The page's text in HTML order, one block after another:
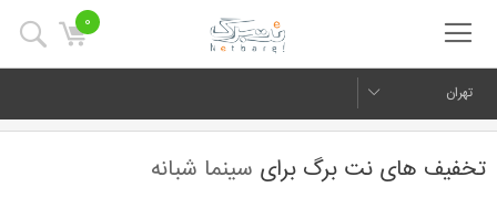
0
تهران
تخفیف های نت برگ برای سینما شبانه